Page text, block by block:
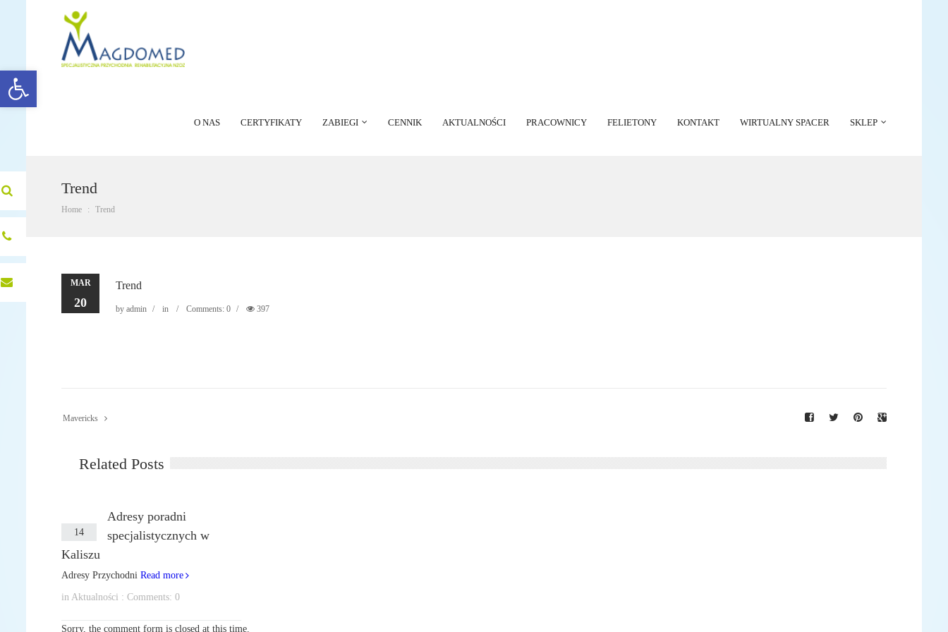
Open toolbar
O NAS CERTYFIKATY ZABIEGI CENNIK AKTUALNOŚCI PRACOWNICY FELIETONY KONTAKT WIRTUALNY SPACER SKLEP
kujawa35@wp.pl
Trend
Home Trend
MAR
20
Trend
by admin in Comments: 0 397
Mavericks
Related Posts
14
Adresy poradni
specjalistycznych w
Kaliszu
Adresy Przychodni Read more
in Aktualności : Comments: 0
Sorry, the comment form is closed at this time.